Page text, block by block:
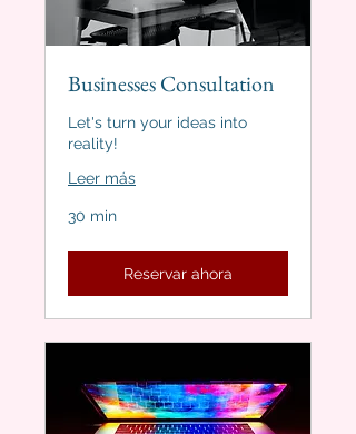
Businesses Consultation
Let's turn your ideas into
reality!
Leer más
30 min
Reservar ahora